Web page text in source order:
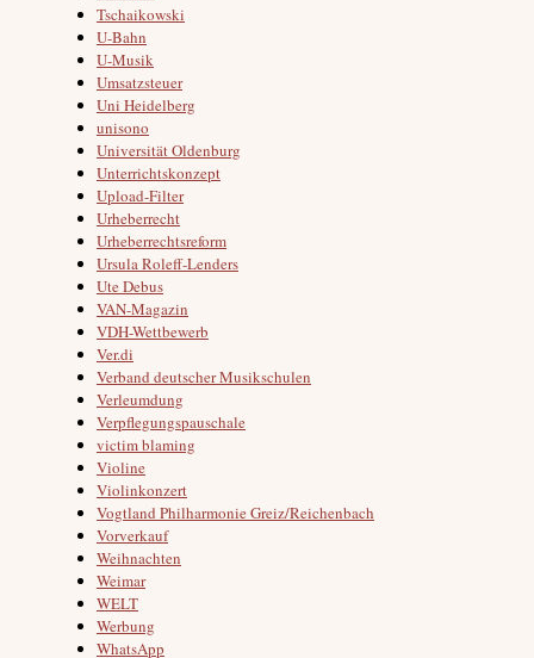
Tschaikowski
U-Bahn
U-Musik
Umsatzsteuer
Uni Heidelberg
unisono
Universität Oldenburg
Unterrichtskonzept
Upload-Filter
Urheberrecht
Urheberrechtsreform
Ursula Roleff-Lenders
Ute Debus
VAN-Magazin
VDH-Wettbewerb
Ver.di
Verband deutscher Musikschulen
Verleumdung
Verpflegungspauschale
victim blaming
Violine
Violinkonzert
Vogtland Philharmonie Greiz/Reichenbach
Vorverkauf
Weihnachten
Weimar
WELT
Werbung
WhatsApp